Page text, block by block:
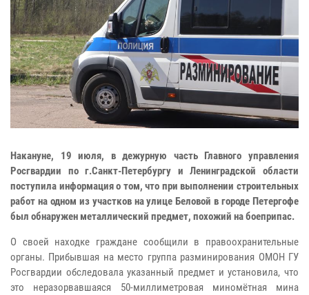
Накануне, 19 июля, в дежурную часть Главного управления
Росгвардии по г.Санкт-Петербургу и Ленинградской области
поступила информация о том, что при выполнении строительных
работ на одном из участков на улице Беловой в городе Петергофе
был обнаружен металлический предмет, похожий на боеприпас.
О своей находке граждане сообщили в правоохранительные
органы. Прибывшая на место группа разминирования ОМОН ГУ
Росгвардии обследовала указанный предмет и установила, что
это неразорвавшаяся 50-миллиметровая миномётная мина